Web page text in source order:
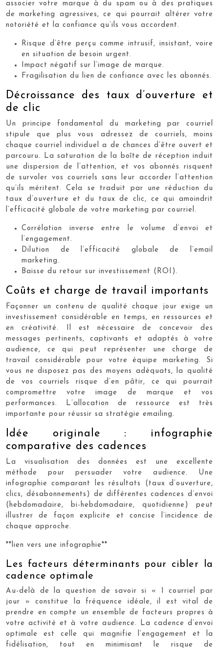
associer votre marque à du spam ou à des pratiques
de marketing agressives, ce qui pourrait altérer votre
notoriété et la confiance qu’ils vous accordent.
Risque d’être perçu comme intrusif, insistant, voire
en situation de besoin urgent.
Impact négatif sur l’image de marque.
Fragilisation du lien de confiance avec les abonnés.
Décroissance des taux d’ouverture et
de clic
Un principe fondamental du marketing par courriel
stipule que plus vous adressez de courriels, moins
chaque courriel individuel a de chances d’être ouvert et
parcouru. La saturation de la boîte de réception induit
une dispersion de l’attention, et vos abonnés risquent
de survoler vos courriels sans leur accorder l’attention
qu’ils méritent. Cela se traduit par une réduction du
taux d’ouverture et du taux de clic, ce qui amoindrit
l’efficacité globale de votre marketing par courriel.
Corrélation inverse entre le volume d’envoi et
l’engagement.
Dilution de l’efficacité globale de l’email
marketing.
Baisse du retour sur investissement (ROI).
Coûts et charge de travail importants
Façonner un contenu de qualité chaque jour exige un
investissement considérable en temps, en ressources et
en créativité. Il est nécessaire de concevoir des
messages pertinents, captivants et adaptés à votre
audience, ce qui peut représenter une charge de
travail considérable pour votre équipe marketing. Si
vous ne disposez pas des moyens adéquats, la qualité
de vos courriels risque d’en pâtir, ce qui pourrait
compromettre votre image de marque et vos
performances. L’allocation de ressource est très
importante pour réussir sa stratégie emailing.
Idée originale : infographie
comparative des cadences
La visualisation des données est une excellente
méthode pour persuader votre audience. Une
infographie comparant les résultats (taux d’ouverture,
clics, désabonnements) de différentes cadences d’envoi
(hebdomadaire, bi-hebdomadaire, quotidienne) peut
illustrer de façon explicite et concise l’incidence de
chaque approche.
**lien vers une infographie**
Les facteurs déterminants pour cibler la
cadence optimale
Au-delà de la question de savoir si « 1 courriel par
jour » constitue la fréquence idéale, il est vital de
prendre en compte un ensemble de facteurs propres à
votre activité et à votre audience. La cadence d’envoi
optimale est celle qui magnifie l’engagement et la
fidélisation, tout en minimisant le risque de